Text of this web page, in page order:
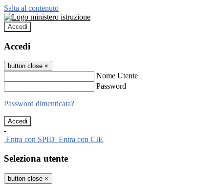
Salta al contenuto
Accedi
Accedi
button close ×
Nome Utente
Password
Password dimenticata?
-
Entra con SPID Entra con CIE
Seleziona utente
button close ×